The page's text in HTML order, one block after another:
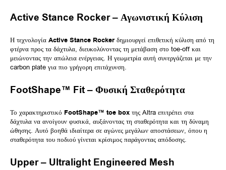
Active Stance Rocker – Αγωνιστική Κύλιση
Η τεχνολογία Active Stance Rocker δημιουργεί επιθετική κύλιση από τη
φτέρνα προς τα δάχτυλα, διευκολύνοντας τη μετάβαση στο toe-off και
μειώνοντας την απώλεια ενέργειας. Η γεωμετρία αυτή συνεργάζεται με την
carbon plate για πιο γρήγορη επιτάχυνση.
FootShape™ Fit – Φυσική Σταθερότητα
Το χαρακτηριστικό FootShape™ toe box της Altra επιτρέπει στα
δάχτυλα να ανοίγουν φυσικά, αυξάνοντας τη σταθερότητα και τη δύναμη
ώθησης. Αυτό βοηθά ιδιαίτερα σε αγώνες μεγάλων αποστάσεων, όπου η
σταθερότητα του ποδιού γίνεται κρίσιμος παράγοντας απόδοσης.
Upper – Ultralight Engineered Mesh